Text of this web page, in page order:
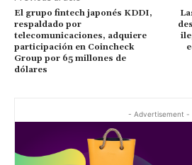
El grupo fintech japonés KDDI,
respaldado por
telecomunicaciones, adquiere
participación en Coincheck
Group por 65 millones de
dólares
- Advertisement -